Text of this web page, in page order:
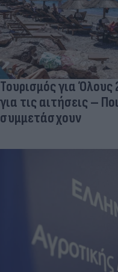
Τουρισμός για
για τις αιτήσεις –
συμμετάσχουν